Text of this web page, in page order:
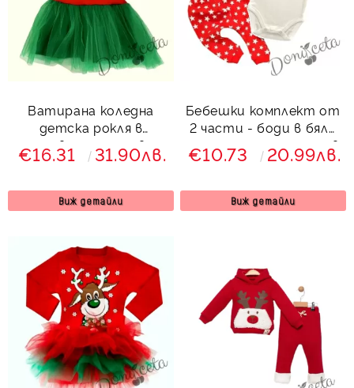
Ватирана коледна
детска рокля в
червено с тюл в
зелено с еленче
€16.31 31.90лв.
Виж детайли
Бебешки комплект от
2 части - боди в бяло
с надпис и панталон в
червено на звези
€10.73 20.99лв.
Виж детайли